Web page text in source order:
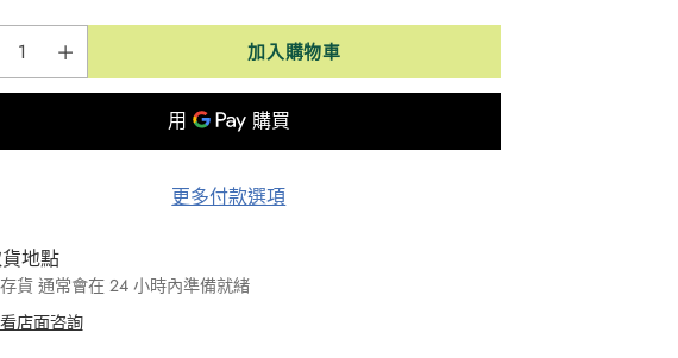
加入購物車
更多付款選項
地點
貨 通常會在 24 小時內準備就緒
店面咨詢